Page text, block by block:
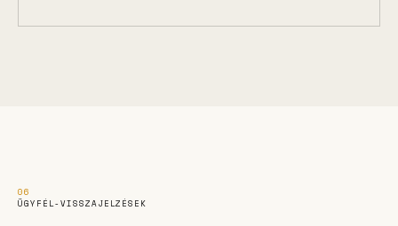
06
ÜGYFÉL-VISSZAJELZÉSEK